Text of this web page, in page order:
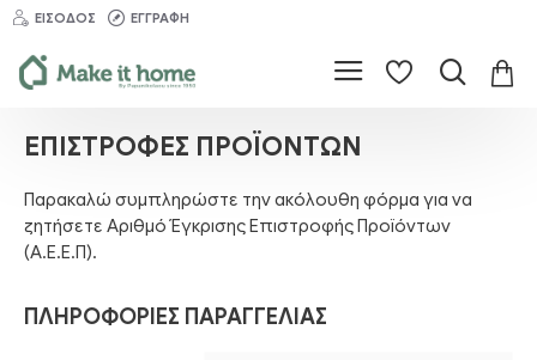
ΕΊΣΟΔΟΣ ΕΓΓΡΑΦΉ
ΕΠΙΣΤΡΟΦΈΣ ΠΡΟΪΌΝΤΩΝ
Παρακαλώ συμπληρώστε την ακόλουθη φόρμα για να
ζητήσετε Αριθμό Έγκρισης Επιστροφής Προϊόντων
(Α.Ε.Ε.Π).
ΠΛΗΡΟΦΟΡΊΕΣ ΠΑΡΑΓΓΕΛΊΑΣ